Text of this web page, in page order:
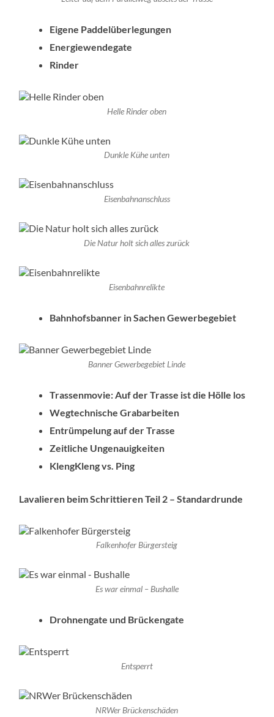
Eigene Paddelüberlegungen
Energiewendegate
Rinder
Helle Rinder oben
Dunkle Kühe unten
Eisenbahnanschluss
Die Natur holt sich alles zurück
Eisenbahnrelikte
Bahnhofsbanner in Sachen Gewerbegebiet
Banner Gewerbegebiet Linde
Trassenmovie: Auf der Trasse ist die Hölle los
Wegtechnische Grabarbeiten
Entrümpelung auf der Trasse
Zeitliche Ungenauigkeiten
KlengKleng vs. Ping
Lavalieren beim Schrittieren Teil 2 – Standardrunde
Falkenhofer Bürgersteig
Es war einmal – Bushalle
Drohnengate und Brückengate
Entsperrt
NRWer Brückenschäden